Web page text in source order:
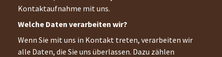
Kontaktaufnahme mit uns.
Welche Daten verarbeiten wir?
Wenn Sie mit uns in Kontakt treten, verarbeiten wir
alle Daten, die Sie uns überlassen. Dazu zählen